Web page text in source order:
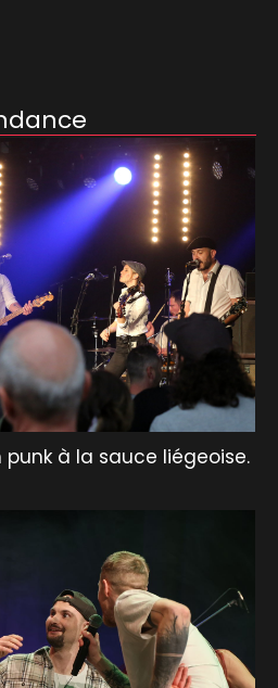
punk à la sauce liégeoise.